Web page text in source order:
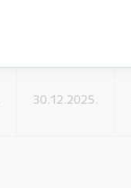
30.12.2025.